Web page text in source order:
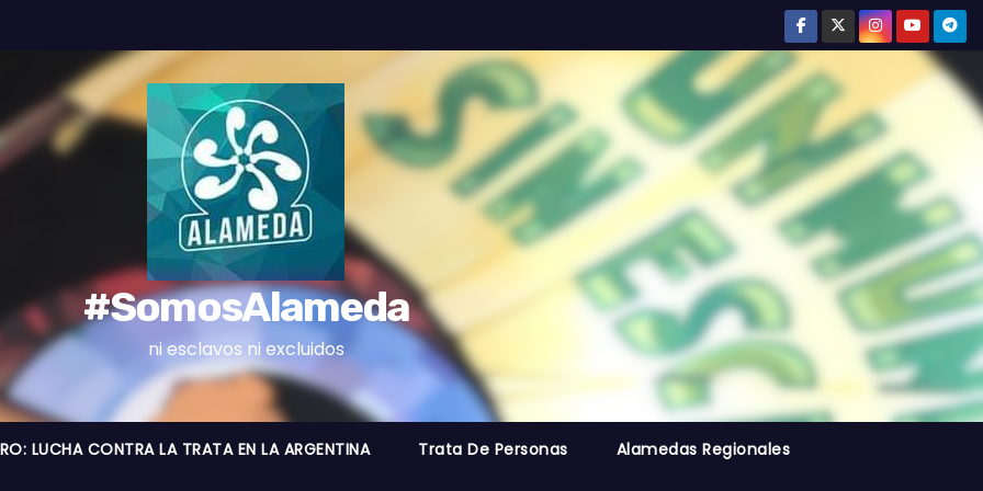
#SomosAlameda
ni esclavos ni excluidos
LUCHA CONTRA LA TRATA EN LA ARGENTINA Trata De Personas Alamedas Regionales